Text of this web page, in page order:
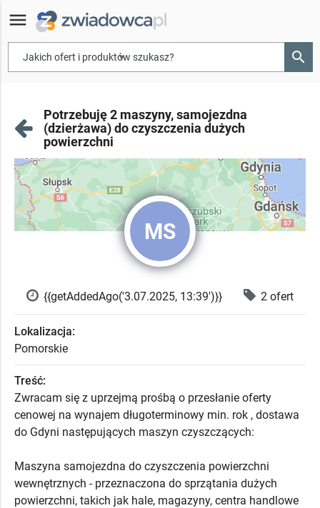
menu
▾ search
Potrzebuję 2 maszyny, samojezdna
(dzierżawa) do czyszczenia dużych
powierzchni
MS
{{getAddedAgo('3.07.2025, 13:39')}} 2 ofert
Lokalizacja:
Pomorskie
Treść:
Zwracam się z uprzejmą prośbą o przesłanie oferty
cenowej na wynajem długoterminowy min. rok , dostawa
do Gdyni następujących maszyn czyszczących:
Maszyna samojezdna do czyszczenia powierzchni
wewnętrznych - przeznaczona do sprzątania dużych
powierzchni, takich jak hale, magazyny, centra handlowe